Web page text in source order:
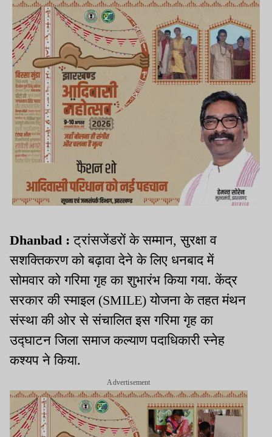
Dhanbad :ट्रांसजेंडरों के सम्मान, सुरक्षा व
सशक्तिकरण को बढ़ावा देने के लिए धनबाद में
सोमवार को गरिमा गृह का शुभारंभ किया गया. केंद्र
सरकार की स्माइल (SMILE) योजना के तहत मंथन
संस्था की ओर से संचालित इस गरिमा गृह का
उद्घाटन जिला समाज कल्याण पदाधिकारी स्नेह
कश्यप ने किया.
Advertisement